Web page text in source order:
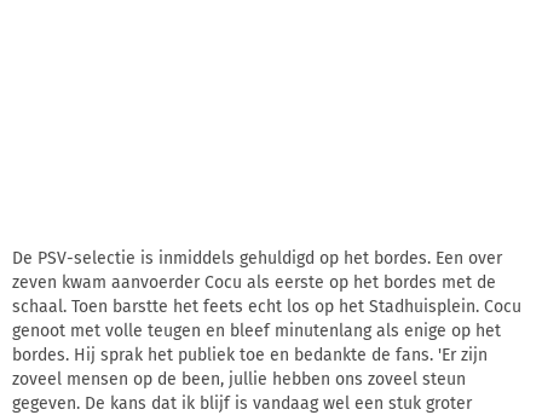
De PSV-selectie is inmiddels gehuldigd op het bordes. Een over
zeven kwam aanvoerder Cocu als eerste op het bordes met de
schaal. Toen barstte het feets echt los op het Stadhuisplein. Cocu
genoot met volle teugen en bleef minutenlang als enige op het
bordes. Hij sprak het publiek toe en bedankte de fans. 'Er zijn
zoveel mensen op de been, jullie hebben ons zoveel steun
gegeven. De kans dat ik blijf is vandaag wel een stuk groter